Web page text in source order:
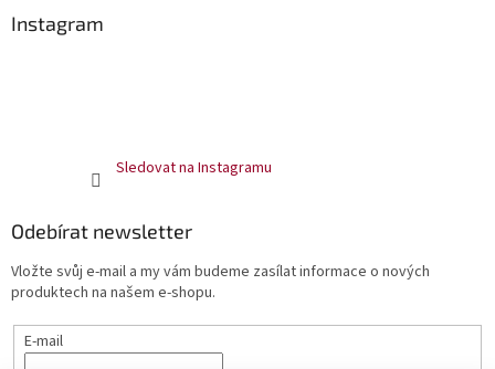
Instagram
Sledovat na Instagramu
Odebírat newsletter
Vložte svůj e-mail a my vám budeme zasílat informace o nových
produktech na našem e-shopu.
E-mail